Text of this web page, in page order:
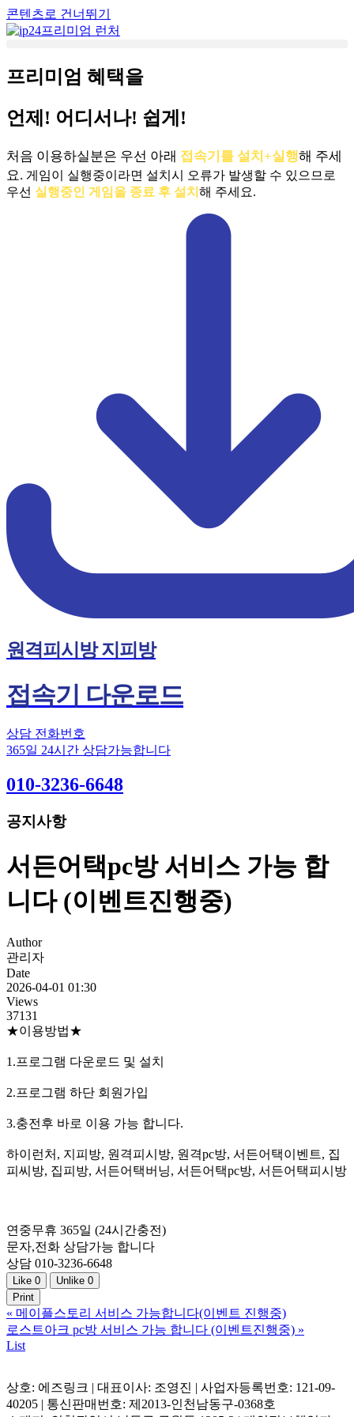
콘텐츠로 건너뛰기
프리미엄 혜택을
언제! 어디서나! 쉽게!
처음 이용하실분은 우선 아래 접속기를 설치+실행해 주세
요. 게임이 실행중이라면 설치시 오류가 발생할 수 있으므로
우선 실행중인 게임을 종료 후 설치 해 주세요.
원격피시방 지피방
접속기 다운로드
상담 전화번호
365일 24시간 상담가능합니다
010-3236-6648
공지사항
서든어택pc방 서비스 가능 합
니다 (이벤트진행중)
Author
관리자
Date
2026-04-01 01:30
Views
37131
★이용방법★
1.프로그램 다운로드 및 설치
2.프로그램 하단 회원가입
3.충전후 바로 이용 가능 합니다.
하이런처, 지피방, 원격피시방, 원격pc방, 서든어택이벤트, 집
피씨방, 집피방, 서든어택버닝, 서든어택pc방, 서든어택피시방
연중무휴 365일 (24시간충전)
문자,전화 상담가능 합니다
상담 010-3236-6648
Like 0 Unlike 0
Print
« 메이플스토리 서비스 가능합니다(이벤트 진행중)
로스트아크 pc방 서비스 가능 합니다 (이벤트진행중) »
List
상호: 에즈링크 | 대표이사: 조영진 | 사업자등록번호: 121-09-
40205 | 통신판매번호: 제2013-인천남동구-0368호